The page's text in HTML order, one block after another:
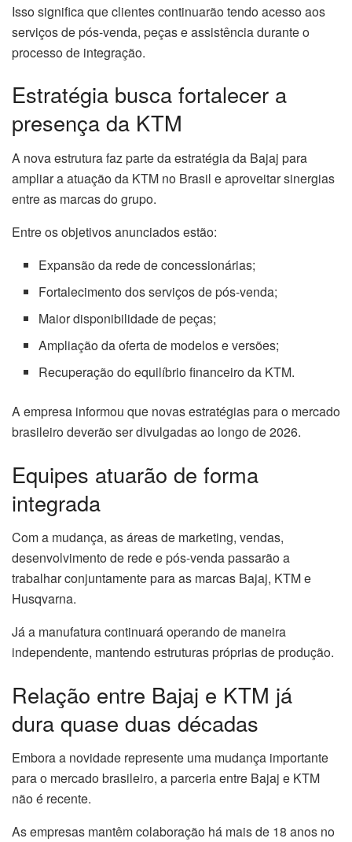
Isso significa que clientes continuarão tendo acesso aos
serviços de pós-venda, peças e assistência durante o
processo de integração.
Estratégia busca fortalecer a
presença da KTM
A nova estrutura faz parte da estratégia da Bajaj para
ampliar a atuação da KTM no Brasil e aproveitar sinergias
entre as marcas do grupo.
Entre os objetivos anunciados estão:
Expansão da rede de concessionárias;
Fortalecimento dos serviços de pós-venda;
Maior disponibilidade de peças;
Ampliação da oferta de modelos e versões;
Recuperação do equilíbrio financeiro da KTM.
A empresa informou que novas estratégias para o mercado
brasileiro deverão ser divulgadas ao longo de 2026.
Equipes atuarão de forma
integrada
Com a mudança, as áreas de marketing, vendas,
desenvolvimento de rede e pós-venda passarão a
trabalhar conjuntamente para as marcas Bajaj, KTM e
Husqvarna.
Já a manufatura continuará operando de maneira
independente, mantendo estruturas próprias de produção.
Relação entre Bajaj e KTM já
dura quase duas décadas
Embora a novidade represente uma mudança importante
para o mercado brasileiro, a parceria entre Bajaj e KTM
não é recente.
As empresas mantêm colaboração há mais de 18 anos no